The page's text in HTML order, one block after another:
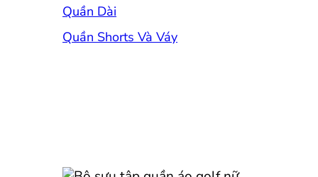
Quần Dài
Quần Shorts Và Váy